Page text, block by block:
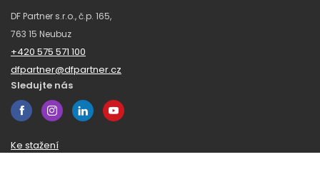
DF Partner s.r.o., č.p. 165,
763 15 Neubuz
+420 575 571 100
dfpartner@dfpartner.cz
Sledujte nás
Ke stažení